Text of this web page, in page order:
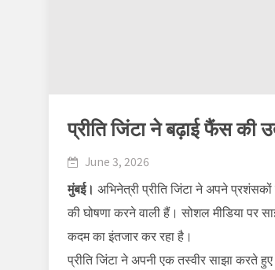
प्रीति जिंटा ने बढ़ाई फैंस की
June 3, 2026
मुंबई। अभिनेत्री प्रीति जिंटा ने अपने
की घोषणा करने वाली हैं। सोशल मीडिया
कदम का इंतजार कर रहा है।
प्रीति जिंटा ने अपनी एक तस्वीर साझा